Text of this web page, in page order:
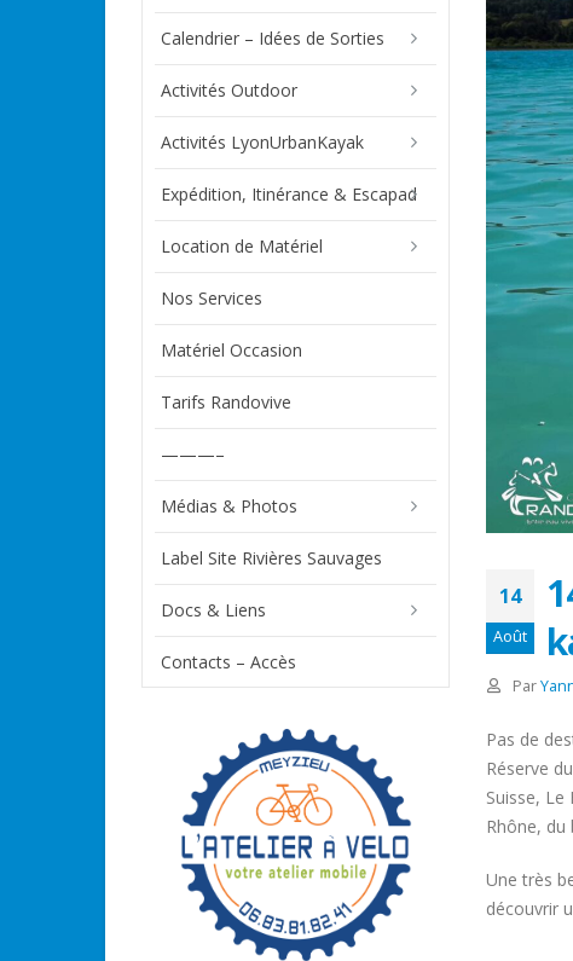
14
Août
Par
Pas de
Réserve
Suisse,
Rhône,
Une très
découvrir
Calendrier – Idées de Sorties
Activités Outdoor
Activités LyonUrbanKayak
Expédition, Itinérance & Escapad
Location de Matériel
Nos Services
Matériel Occasion
Tarifs Randovive
———–
Médias & Photos
Label Site Rivières Sauvages
Docs & Liens
Contacts – Accès